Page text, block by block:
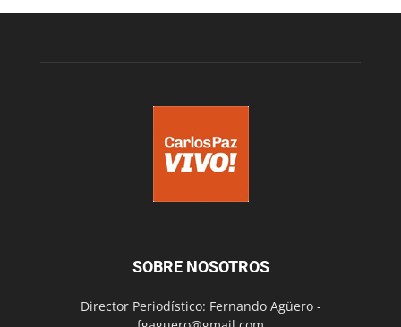
SOBRE NOSOTROS
Director Periodístico: Fernando Agüero -